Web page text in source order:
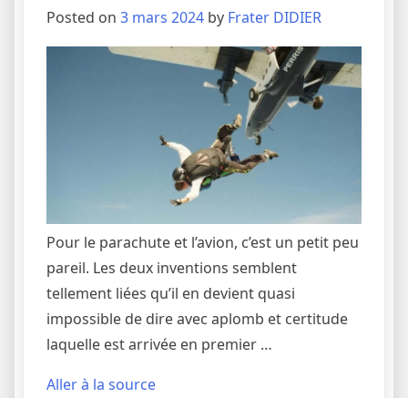
Posted on 3 mars 2024 by Frater DIDIER
Pour le parachute et l’avion, c’est un petit peu
pareil. Les deux inventions semblent
tellement liées qu’il en devient quasi
impossible de dire avec aplomb et certitude
laquelle est arrivée en premier …
Aller à la source